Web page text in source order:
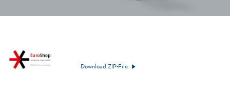
Download ZIP-File